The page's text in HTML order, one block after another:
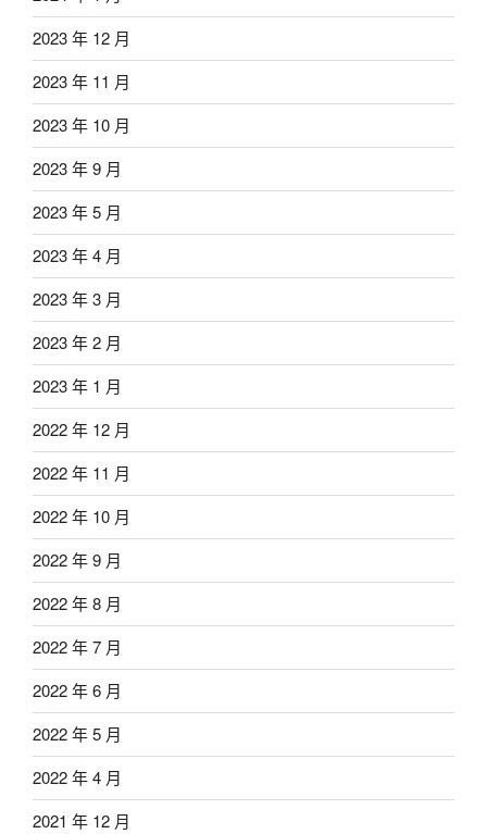
2023 年 12 月
2023 年 11 月
2023 年 10 月
2023 年 9 月
2023 年 5 月
2023 年 4 月
2023 年 3 月
2023 年 2 月
2023 年 1 月
2022 年 12 月
2022 年 11 月
2022 年 10 月
2022 年 9 月
2022 年 8 月
2022 年 7 月
2022 年 6 月
2022 年 5 月
2022 年 4 月
2021 年 12 月